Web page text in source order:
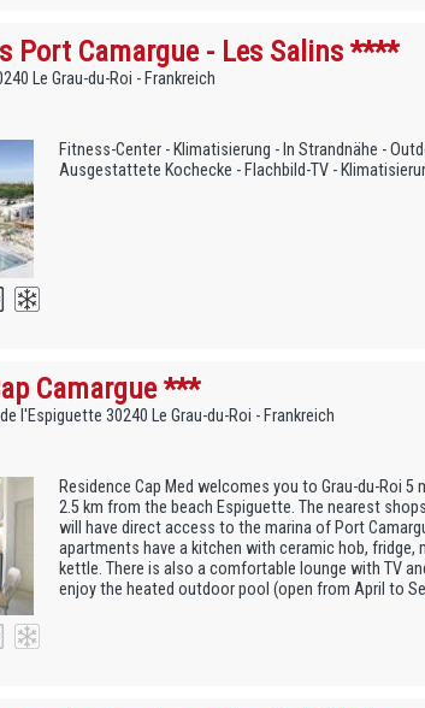
Port Camargue - Les Salins ****
Le Grau-du-Roi - Frankreich
Fitness-Center - Klimatisierung - In Strandnähe -
Ausgestattete Kochecke - Flachbild-TV -
Camargue ***
l'Espiguette 30240 Le Grau-du-Roi - Frankreich
Residence Cap Med welcomes you to Grau-du-Roi
2.5 km from the beach Espiguette. The nearest
will have direct access to the marina of Port
apartments have a kitchen with ceramic hob, fridge,
kettle. There is also a comfortable lounge with TV
enjoy the heated outdoor pool (open from April to